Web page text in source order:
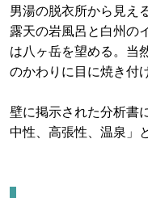
男湯の脱衣所から見え
露天の岩風呂と白州の
は八ヶ岳を望める。当
のかわりに目に焼き付
壁に掲示された分析書
中性、高張性、温泉」